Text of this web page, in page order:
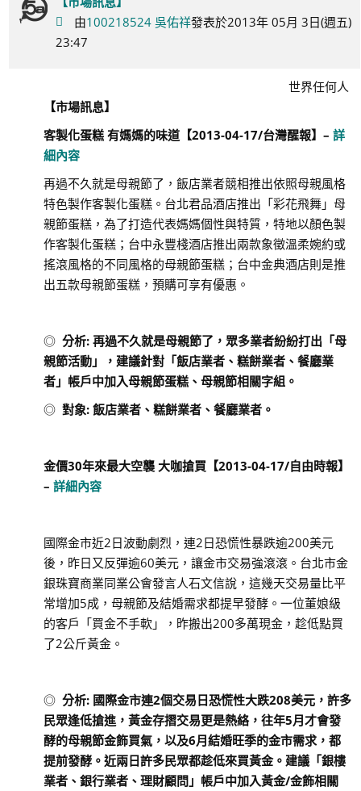
由100218524 吳佑祥發表於2013年 05月 3日(週五)
23:47
世界任何人
【市場訊息】
客製化蛋糕 有媽媽的味道【2013-04-17/台灣醒報】 – 詳
細內容
再過不久就是母親節了，飯店業者競相推出依照母親風格
特色製作客製化蛋糕。台北君品酒店推出「彩花飛舞」母
親節蛋糕，為了打造代表媽媽個性與特質，特地以顏色製
作客製化蛋糕；台中永豐棧酒店推出兩款象徵溫柔婉約或
搖滾風格的不同風格的母親節蛋糕；台中金典酒店則是推
出五款母親節蛋糕，預購可享有優惠。
◎ 分析: 再過不久就是母親節了，眾多業者紛紛打出「母
親節活動」，建議針對「飯店業者、糕餅業者、餐廳業
者」帳戶中加入母親節蛋糕、母親節相關字組。
◎ 對象: 飯店業者、糕餅業者、餐廳業者。
金價30年來最大空襲 大咖搶買 【2013-04-17/自由時報】
– 詳細內容
國際金市近2日波動劇烈，連2日恐慌性暴跌逾200美元
後，昨日又反彈逾60美元，讓金市交易強滾滾。台北市金
銀珠寶商業同業公會發言人石文信說，這幾天交易量比平
常增加5成，母親節及結婚需求都提早發酵。一位董娘級
的客戶「買金不手軟」，昨搬出200多萬現金，趁低點買
了2公斤黃金。
◎ 分析: 國際金市連2個交易日恐慌性大跌208美元，許多
民眾逢低搶進，黃金存摺交易更是熱絡，往年5月才會發
酵的母親節金飾買氣，以及6月結婚旺季的金市需求，都
提前發酵。近兩日許多民眾都趁低來買黃金。建議「銀樓
業者、銀行業者、理財顧問」帳戶中加入黃金/金飾相關